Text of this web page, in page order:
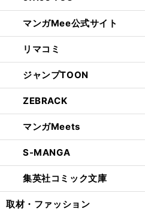
マンガMee公式サイト
リマコミ
ジャンプTOON
ZEBRACK
マンガMeets
S-MANGA
集英社コミック文庫
取材・ファッション